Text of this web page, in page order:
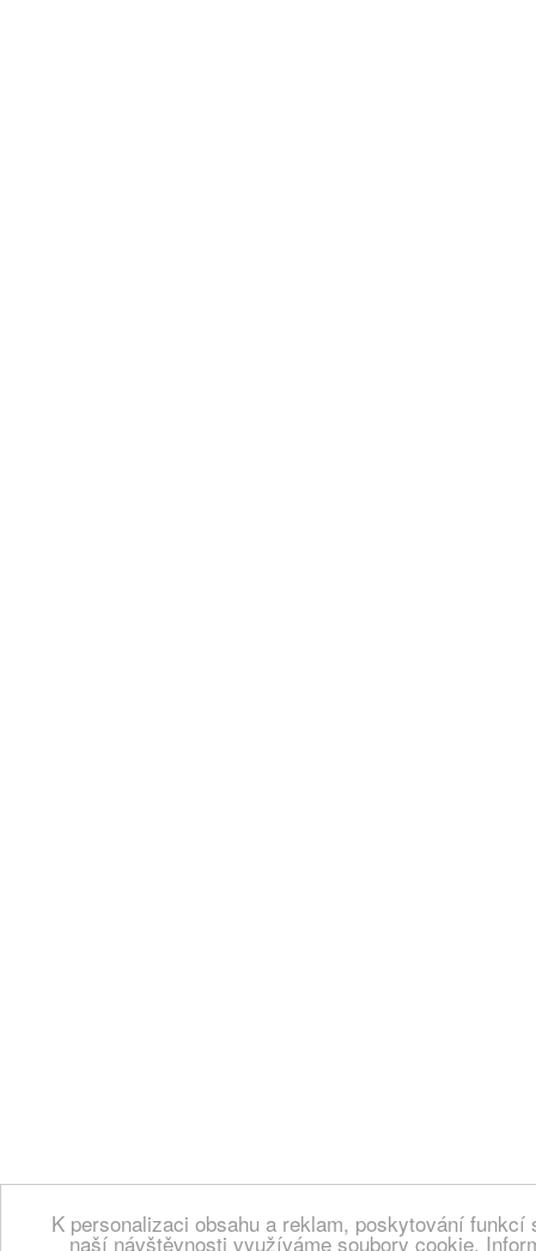
K personalizaci obsahu a reklam, poskytování
naší návštěvnosti využíváme soubory cookie.